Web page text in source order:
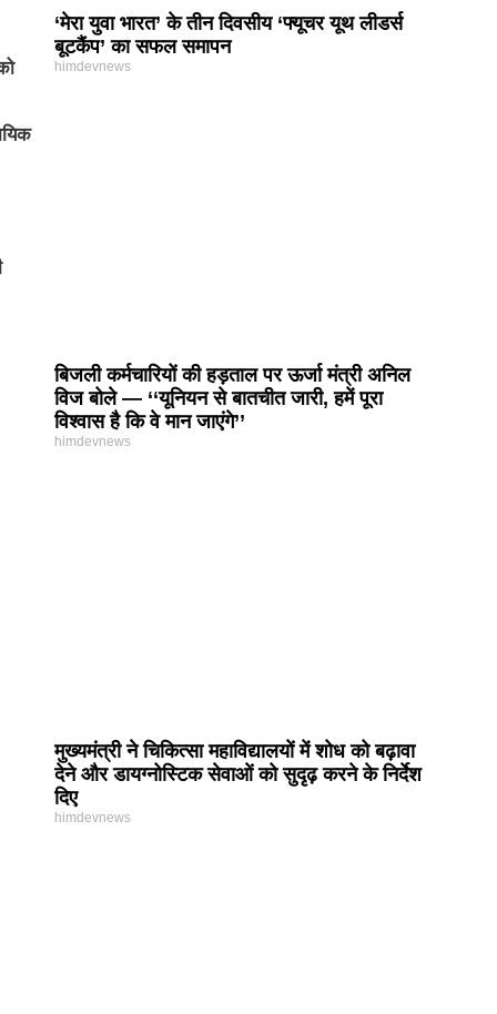
‘मेरा युवा भारत’ के तीन दिवसीय ‘फ्यूचर यूथ लीडर्स
बूटकैंप’ का सफल समापन
himdevnews
बिजली कर्मचारियों की हड़ताल पर ऊर्जा मंत्री अनिल
विज बोले — ‘‘यूनियन से बातचीत जारी, हमें पूरा
विश्वास है कि वे मान जाएंगे’’
himdevnews
मुख्यमंत्री ने चिकित्सा महाविद्यालयों में शोध को बढ़ावा
देने और डायग्नोस्टिक सेवाओं को सुदृढ़ करने के निर्देश
दिए
himdevnews